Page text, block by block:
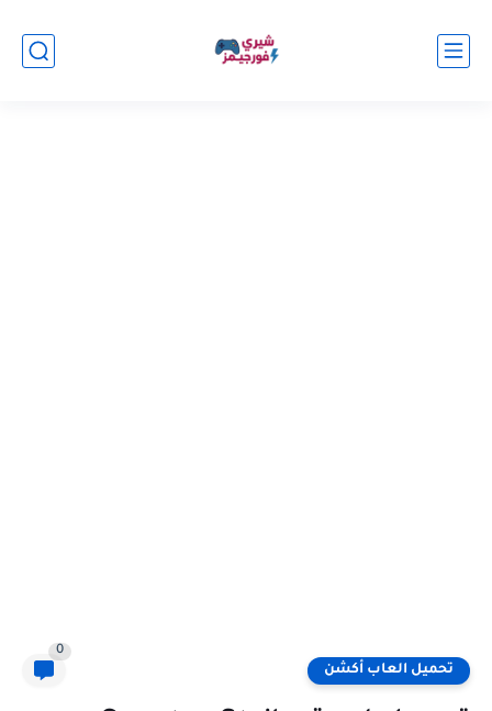
تحميل العاب أكشن
0